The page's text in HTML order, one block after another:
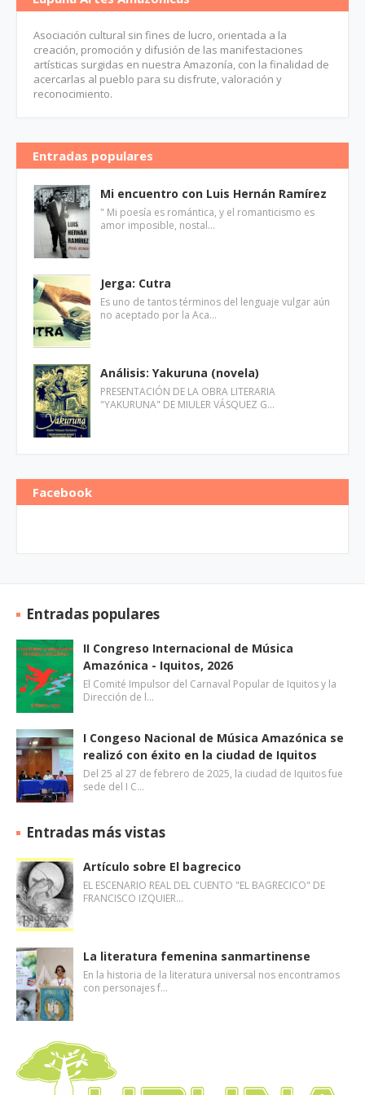
Asociación cultural sin fines de lucro, orientada a la
creación, promoción y difusión de las manifestaciones
artísticas surgidas en nuestra Amazonía, con la finalidad de
acercarlas al pueblo para su disfrute, valoración y
reconocimiento.
Entradas populares
Mi encuentro con Luis Hernán Ramírez
" Mi poesía es romántica, y el romanticismo es
amor imposible, nostal…
Jerga: Cutra
Es uno de tantos términos del lenguaje vulgar aún
no aceptado por la Aca…
Análisis: Yakuruna (novela)
PRESENTACIÓN DE LA OBRA LITERARIA
"YAKURUNA" DE MIULER VÁSQUEZ G…
Facebook
Entradas populares
II Congreso Internacional de Música
Amazónica - Iquitos, 2026
El Comité Impulsor del Carnaval Popular de Iquitos y la
Dirección de l…
I Congeso Nacional de Música Amazónica se
realizó con éxito en la ciudad de Iquitos
Del 25 al 27 de febrero de 2025, la ciudad de Iquitos fue
sede del I C…
Entradas más vistas
Artículo sobre El bagrecico
EL ESCENARIO REAL DEL CUENTO "EL BAGRECICO" DE
FRANCISCO IZQUIER…
La literatura femenina sanmartinense
En la historia de la literatura universal nos encontramos
con personajes f…